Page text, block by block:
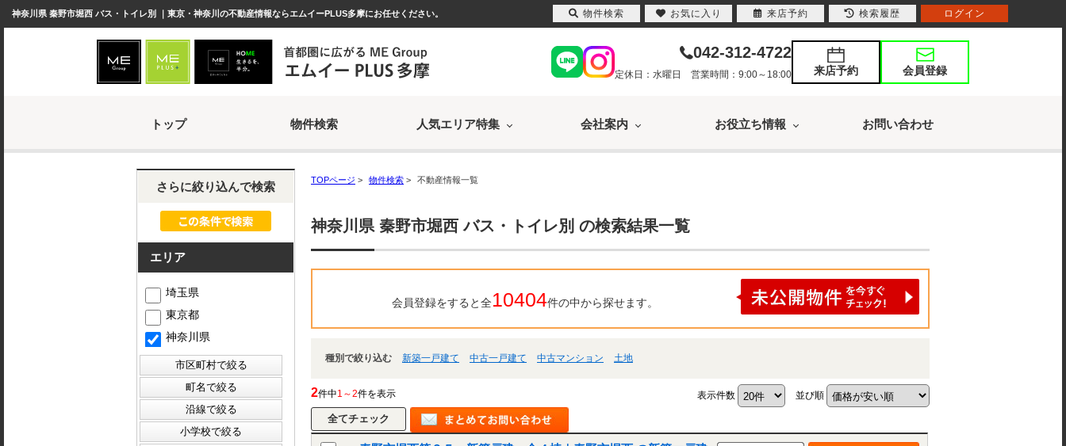
神奈川県 秦野市堀西 バス・トイレ別 ｜東京・神奈川の不動産情報ならエムイーPLUS多摩にお任せください。
042-312-4722
定休日：水曜日 営業時間：9:00～18:00 来店予約 会員登録
トップ 物件検索 人気エリア特集 会社案内 お役立ち情報 お問い合わせ
TOPページ > 物件検索 > 不動産情報一覧
神奈川県 秦野市堀西 バス・トイレ別 の検索結果一覧
会員登録をすると全10404件の中から探せます。
種別で絞り込む 新築一戸建て 中古一戸建て 中古マンション 土地
2件中1～2件を表示 表示件数 並び順
さらに絞り込んで検索
エリア
埼玉県
東京都
神奈川県
物件検索 お気に入り 来店予約 検索履歴 ログイン